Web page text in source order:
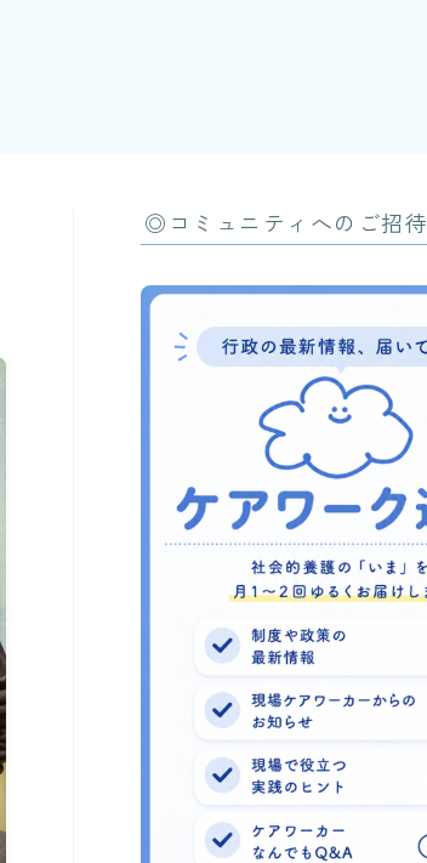
◎コミュニティへのご招待